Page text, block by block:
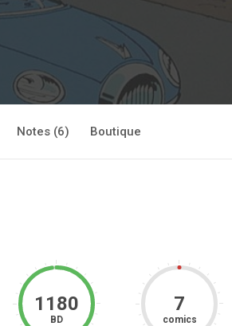
Notes (6) Boutique
1180
BD
7
comics